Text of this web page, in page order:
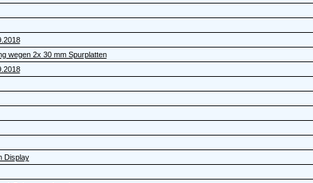
wegen 2x 30 mm Spurplatten
Display